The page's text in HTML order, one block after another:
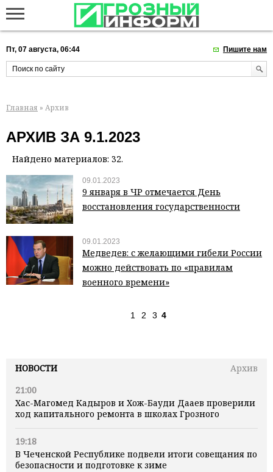
Пт, 07 августа, 06:44 Пишите нам
НОВОСТИ
Архив
21:00
Хас-Магомед Кадыров и Хож-Бауди Дааев проверили
ход капитального ремонта в школах Грозного
19:18
В Чеченской Республике подвели итоги совещания по
безопасности и подготовке к зиме
Главная » Архив
АРХИВ ЗА 9.1.2023
Найдено материалов: 32.
09.01.2023
9 января в ЧР отмечается День
восстановления государственности
09.01.2023
Медведев: с желающими гибели России
можно действовать по «правилам
военного времени»
1 2 3 4